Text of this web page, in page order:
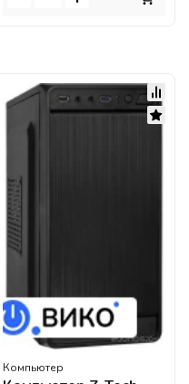
Компьютер